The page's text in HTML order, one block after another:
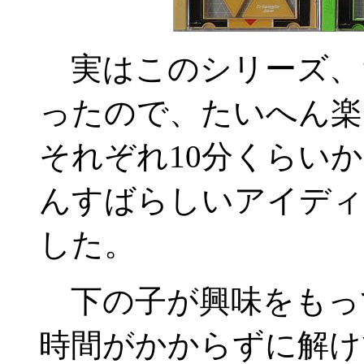
実はこのシリーズ
ったので、たいへん
それぞれ10分くらい
んすばらしいアイデ
した。
下の子が興味をも
時間がかからずに解